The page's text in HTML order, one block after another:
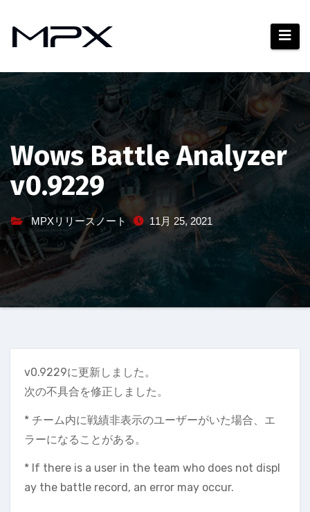
プ
Wows Battle Analyzer
v0.9229
MPXリリースノート 11月 25, 2021
v0.9229に更新しました。
次の不具合を修正しました。
* チーム内に戦績非表示のユーザーがいた場合、エ
ラーになることがある。
* If there is a user in the team who does not displ
ay the battle record, an error may occur.